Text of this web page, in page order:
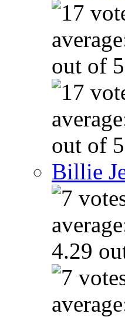
Billie